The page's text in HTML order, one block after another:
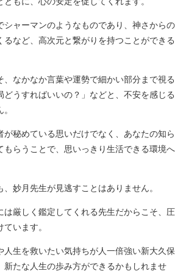
シャーマンのようなものであり、神さからの
るなど、高次元と繋がりを持つことができる
、なかなか言葉や運勢で細かい部分まで視る
どうすればいいの？」などと、不安を感じる
が秘めている思いだけでなく、あなたの知ら
もらうことで、思いっきり生活できる環境へ
妙月先生が見逃すことはありません。
は厳しく鑑定してくれる先生だからこそ、圧
います。
人生を救いたい気持ちが人一倍強い新大久保
新たな人生の歩み方ができるかもしれませ